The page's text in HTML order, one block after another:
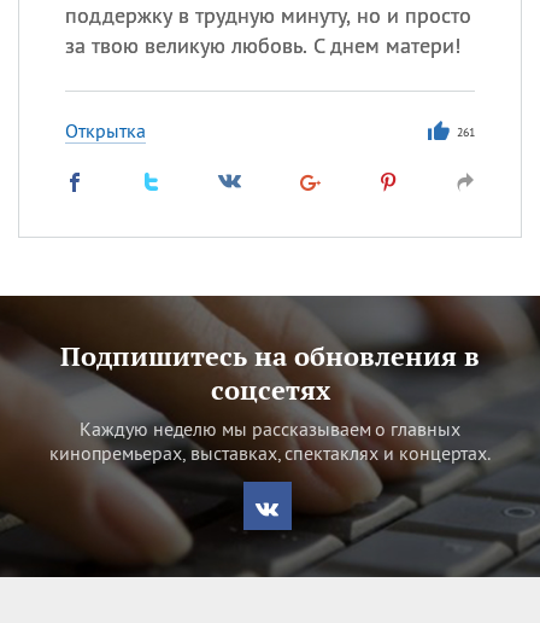
поддержку в трудную минуту, но и просто
за твою великую любовь. С днем матери!
Открытка 261
Подпишитесь на обновления в
соцсетях
Каждую неделю мы рассказываем о главных
кинопремьерах, выставках, спектаклях и концертах.